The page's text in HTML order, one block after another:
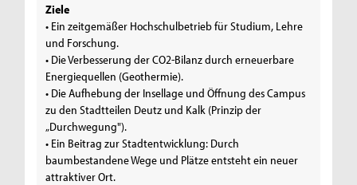
Ziele
• Ein zeitgemäßer Hochschulbetrieb für Studium, Lehre
und Forschung.
• Die Verbesserung der CO2-Bilanz durch erneuerbare
Energiequellen (Geothermie).
• Die Aufhebung der Insellage und Öffnung des Campus
zu den Stadtteilen Deutz und Kalk (Prinzip der
„Durchwegung").
• Ein Beitrag zur Stadtentwicklung: Durch
baumbestandene Wege und Plätze entsteht ein neuer
attraktiver Ort.